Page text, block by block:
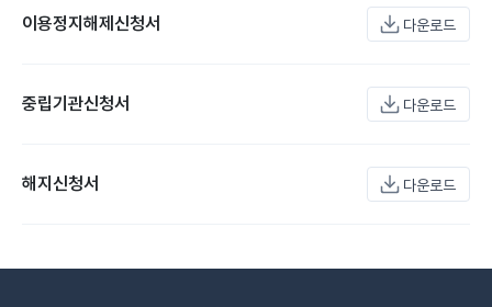
이용정지해제신청서 다운로드
중립기관신청서 다운로드
해지신청서 다운로드